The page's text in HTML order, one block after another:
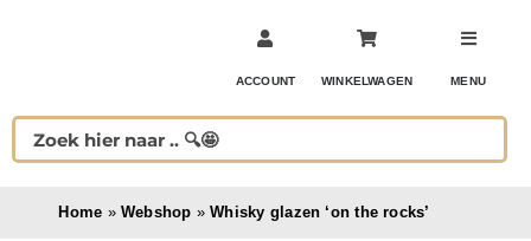
ACCOUNT WINKELWAGEN MENU
Home » Webshop »Whisky glazen ‘on the rocks’